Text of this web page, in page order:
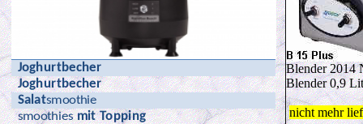
Joghurtbecher
Joghurtbecher
Salatsmoothie
smoothiesmit Topping
Blender 2014
Blender 0,9
nicht mehr